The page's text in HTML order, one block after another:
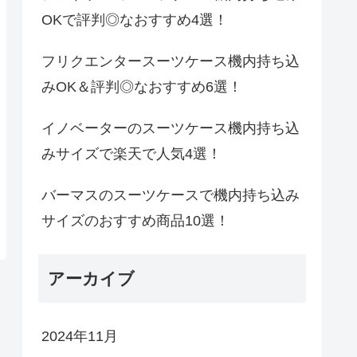
OKで評判◎なおすすめ4選！
フリクエンタースーツケース機内持ち込
みOK＆評判◎なおすすめ6選！
イノベーターのスーツケース機内持ち込
みサイズで楽天で人気4選！
バーマスのスーツケースで機内持ち込み
サイズのおすすめ商品10選！
アーカイブ
2024年11月